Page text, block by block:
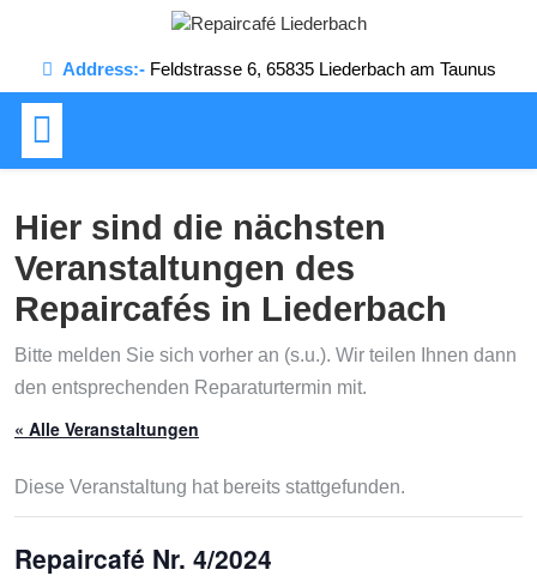
content Address:- Feldstrasse 6, 65835 Liederbach am Taunus
Hier sind die nächsten
Veranstaltungen des
Repaircafés in Liederbach
Bitte melden Sie sich vorher an (s.u.). Wir teilen Ihnen dann
den entsprechenden Reparaturtermin mit.
« Alle Veranstaltungen
Diese Veranstaltung hat bereits stattgefunden.
Repaircafé Nr. 4/2024